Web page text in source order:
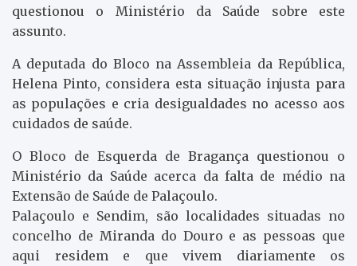
questionou o Ministério da Saúde sobre este
assunto.
A deputada do Bloco na Assembleia da República,
Helena Pinto, considera esta situação injusta para
as populações e cria desigualdades no acesso aos
cuidados de saúde.
O Bloco de Esquerda de Bragança questionou o
Ministério da Saúde acerca da falta de médio na
Extensão de Saúde de Palaçoulo.
Palaçoulo e Sendim, são localidades situadas no
concelho de Miranda do Douro e as pessoas que
aqui residem e que vivem diariamente os